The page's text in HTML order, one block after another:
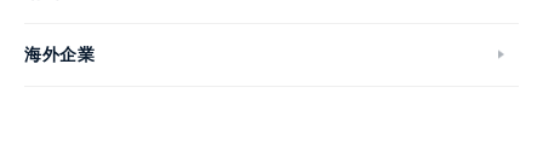
海外企業